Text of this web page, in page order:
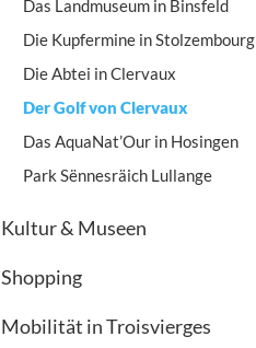
Das Landmuseum in Binsfeld
Die Kupfermine in Stolzembourg
Die Abtei in Clervaux
Der Golf von Clervaux
Das AquaNat’Our in Hosingen
Park Sënnesräich Lullange
Kultur & Museen
Shopping
Mobilität in Troisvierges